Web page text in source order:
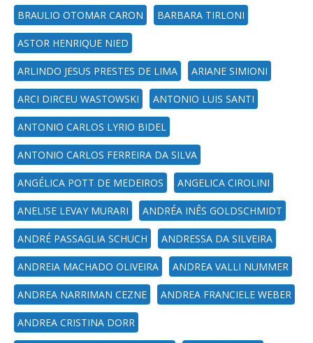
BRAULIO OTOMAR CARON BARBARA TIRLONI
ASTOR HENRIQUE NIED
ARLINDO JESUS PRESTES DE LIMA ARIANE SIMIONI
ARCI DIRCEU WASTOWSKI ANTONIO LUIS SANTI
ANTONIO CARLOS LYRIO BIDEL
ANTONIO CARLOS FERREIRA DA SILVA
ANGÉLICA POTT DE MEDEIROS ANGELICA CIROLINI
ANELISE LEVAY MURARI ANDRÉA INÊS GOLDSCHMIDT
ANDRÉ PASSAGLIA SCHUCH ANDRESSA DA SILVEIRA
ANDREIA MACHADO OLIVEIRA ANDREA VALLI NUMMER
ANDREA NARRIMAN CEZNE ANDREA FRANCIELE WEBER
ANDREA CRISTINA DORR